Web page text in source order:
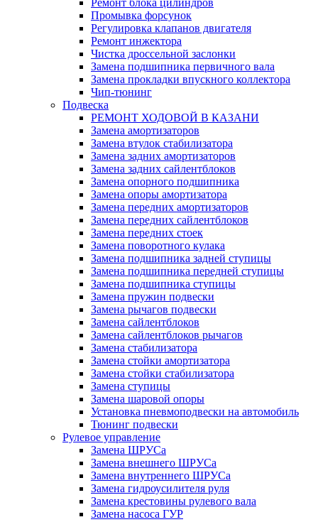
Ремонт блока цилиндров
Промывка форсунок
Регулировка клапанов двигателя
Ремонт инжектора
Чистка дроссельной заслонки
Замена подшипника первичного вала
Замена прокладки впускного коллектора
Чип-тюнинг
Подвеска
РЕМОНТ ХОДОВОЙ В КАЗАНИ
Замена амортизаторов
Замена втулок стабилизатора
Замена задних амортизаторов
Замена задних сайлентблоков
Замена опорного подшипника
Замена опоры амортизатора
Замена передних амортизаторов
Замена передних сайлентблоков
Замена передних стоек
Замена поворотного кулака
Замена подшипника задней ступицы
Замена подшипника передней ступицы
Замена подшипника ступицы
Замена пружин подвески
Замена рычагов подвески
Замена сайлентблоков
Замена сайлентблоков рычагов
Замена стабилизатора
Замена стойки амортизатора
Замена стойки стабилизатора
Замена ступицы
Замена шаровой опоры
Установка пневмоподвески на автомобиль
Тюнинг подвески
Рулевое управление
Замена ШРУСа
Замена внешнего ШРУСа
Замена внутреннего ШРУСа
Замена гидроусилителя руля
Замена крестовины рулевого вала
Замена насоса ГУР